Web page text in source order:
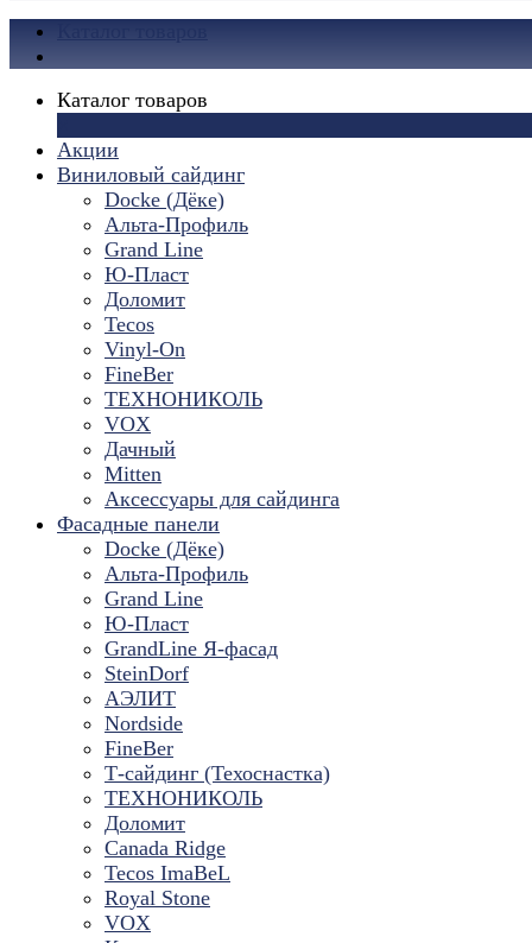
Каталог товаров
Акции
Виниловый сайдинг
Docke (Дёке)
Альта-Профиль
Grand Line
Ю-Пласт
Доломит
Tecos
Vinyl-On
FineBer
ТЕХНОНИКОЛЬ
VOX
Дачный
Mitten
Аксессуары для сайдинга
Фасадные панели
Docke (Дёке)
Альта-Профиль
Grand Line
Ю-Пласт
GrandLine Я-фасад
SteinDorf
АЭЛИТ
Nordside
FineBer
Т-сайдинг (Техоснастка)
ТЕХНОНИКОЛЬ
Доломит
Canada Ridge
Tecos ImaBeL
Royal Stone
VOX